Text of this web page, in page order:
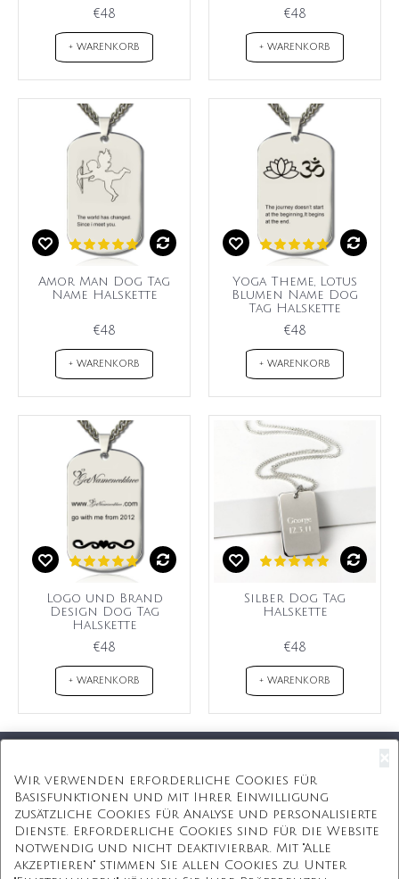
€48
+ WARENKORB
€48
+ WARENKORB
Amor Man Dog Tag
Name Halskette
€48
+ WARENKORB
Yoga Theme, Lotus
Blumen Name Dog
Tag Halskette
€48
+ WARENKORB
Logo und Brand
Design Dog Tag
Halskette
€48
+ WARENKORB
Silber Dog Tag
Halskette
€48
+ WARENKORB
Kostenlose Geschenkbox
Kostenlose Gravur
Unbegrenzte Redesign
Wir verwenden erforderliche Cookies für
Basisfunktionen und mit Ihrer Einwilligung
zusätzliche Cookies für Analyse und personalisierte
Dienste. Erforderliche Cookies sind für die Website
notwendig und nicht deaktivierbar. Mit "Alle
akzeptieren" stimmen Sie allen Cookies zu. Unter